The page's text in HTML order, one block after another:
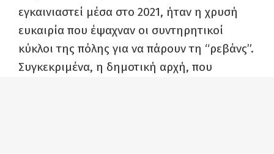
εγκαινιαστεί μέσα στο 2021, ήταν η χρυσή
ευκαιρία που έψαχναν οι συντηρητικοί
κύκλοι της πόλης για να πάρουν τη “ρεβάνς”.
Συγκεκριμένα, η δημοτική αρχή, που